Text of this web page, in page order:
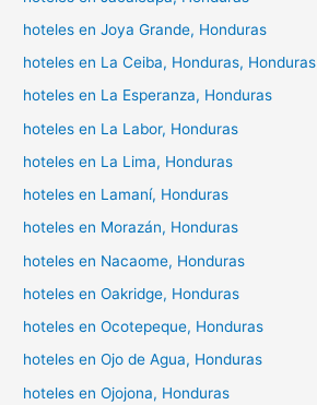
hoteles en Joya Grande, Honduras
hoteles en La Ceiba, Honduras, Honduras
hoteles en La Esperanza, Honduras
hoteles en La Labor, Honduras
hoteles en La Lima, Honduras
hoteles en Lamaní, Honduras
hoteles en Morazán, Honduras
hoteles en Nacaome, Honduras
hoteles en Oakridge, Honduras
hoteles en Ocotepeque, Honduras
hoteles en Ojo de Agua, Honduras
hoteles en Ojojona, Honduras